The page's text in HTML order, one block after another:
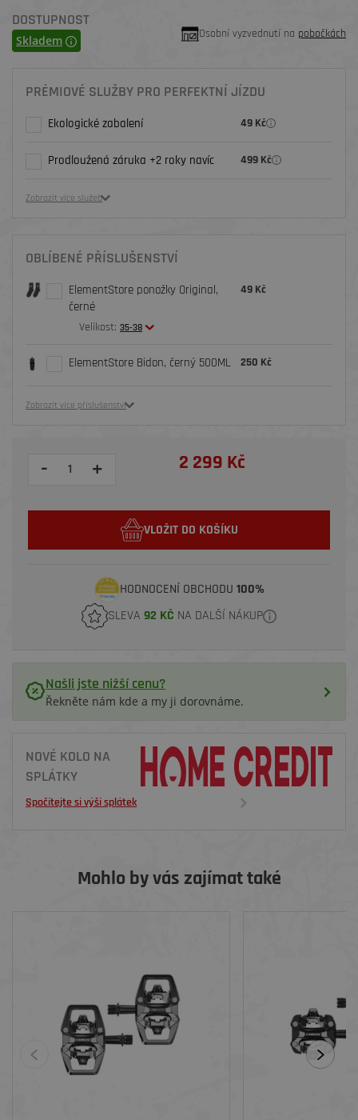
DOSTUPNOST
Skladem Osobní vyzvednutí na pobočkách
PRÉMIOVÉ SLUŽBY PRO PERFEKTNÍ JÍZDU
Ekologické zabalení 49 Kč
Prodloužená záruka +2 roky navíc 499 Kč
Zobrazit více služeb
OBLÍBENÉ PŘÍSLUŠENSTVÍ
ElementStore ponožky Original,
černé
Velikost: 35-38
49 Kč
ElementStore Bidon, černý 500ML 250 Kč
Zobrazit více příslušenství
- + 2 299 Kč
VLOŽIT DO KOŠÍKU
HODNOCENÍ OBCHODU 100%
SLEVA 92 KČ NA DALŠÍ NÁKUP
Našli jste nižší cenu?
Řekněte nám kde a my ji dorovnáme.
NOVÉ KOLO NA
SPLÁTKY
Spočítejte si výši splátek
Mohlo by vás zajímat také